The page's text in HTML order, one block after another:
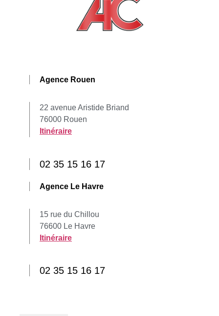
Agence Rouen
22 avenue Aristide Briand
76000 Rouen
Itinéraire
02 35 15 16 17
Agence Le Havre
15 rue du Chillou
76600 Le Havre
Itinéraire
02 35 15 16 17